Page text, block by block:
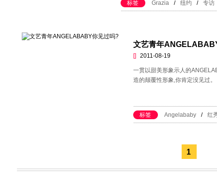
标签 Grazia / 纽约 / 专访
文艺青年
[] 2011-08-19
一贯以甜美形象示人的
造的颠覆性形象,你肯定没见过。
标签 Angelababy / 红
1